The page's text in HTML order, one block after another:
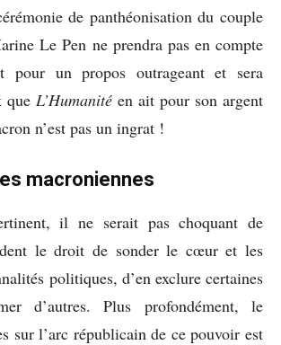
de panthéonisation du couple
Le Pen ne prendra pas en compte
pour un propos outrageant et sera
que L’Humanité en ait pour son argent
n’est pas un ingrat !
macroniennes
il ne serait pas choquant de
le droit de sonder le cœur et les
politiques, d’en exclure certaines
d’autres. Plus profondément, le
sur l’arc républicain de ce pouvoir est